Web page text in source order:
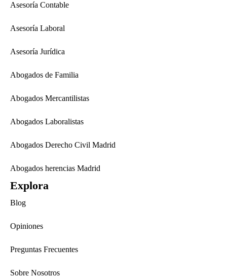
Asesoría Contable
Asesoría Laboral
Asesoría Jurídica
Abogados de Familia
Abogados Mercantilistas
Abogados Laboralistas
Abogados Derecho Civil Madrid
Abogados herencias Madrid
Explora
Blog
Opiniones
Preguntas Frecuentes
Sobre Nosotros